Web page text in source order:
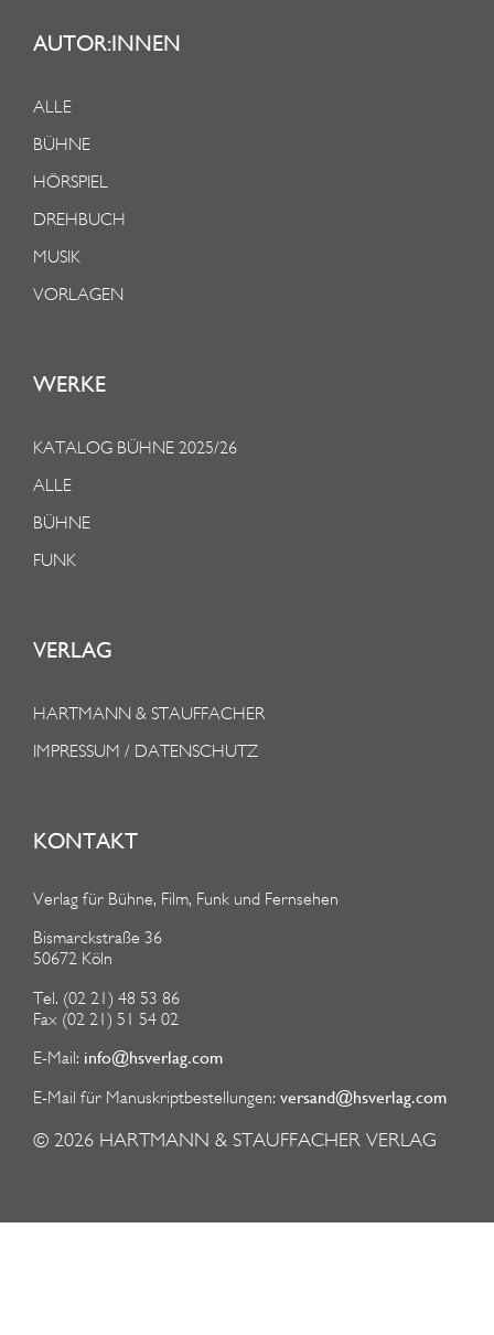
AUTOR:INNEN
ALLE
BÜHNE
HÖRSPIEL
DREHBUCH
MUSIK
VORLAGEN
WERKE
KATALOG BÜHNE 2025/26
ALLE
BÜHNE
FUNK
VERLAG
HARTMANN & STAUFFACHER
IMPRESSUM / DATENSCHUTZ
KONTAKT
Verlag für Bühne, Film, Funk und Fernsehen
Bismarckstraße 36
50672 Köln
Tel. (02 21) 48 53 86
Fax (02 21) 51 54 02
E-Mail: info@hsverlag.com
E-Mail für Manuskriptbestellungen: versand@hsverlag.com
© 2026 HARTMANN & STAUFFACHER VERLAG